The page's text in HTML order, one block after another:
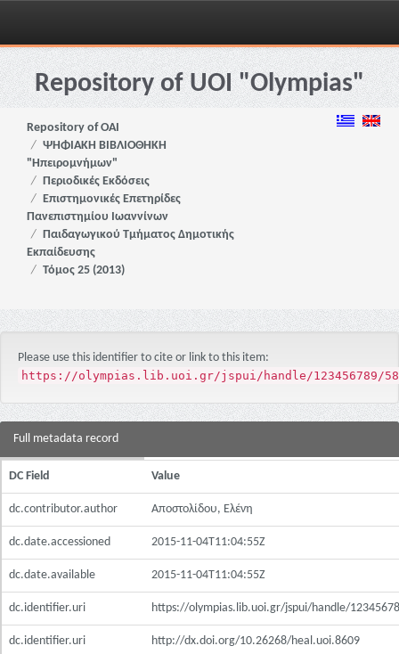
Skip
navigationRepository of UOI "Olympias"
Repository of OAI
ΨΗΦΙΑΚΗ ΒΙΒΛΙΟΘΗΚΗ
"Ηπειρομνήμων"
Περιοδικές Εκδόσεις
Επιστημονικές Επετηρίδες
Πανεπιστημίου Ιωαννίνων
Παιδαγωγικού Τμήματος Δημοτικής
Εκπαίδευσης
Τόμος 25 (2013)
Please use this identifier to cite or link to this item:
https://olympias.lib.uoi.gr/jspui/handle/123456789/
Full metadata record
DC Field Value
dc.contributor.author Αποστολίδου, Ελένη
dc.date.accessioned 2015-11-04T11:04:55Z
dc.date.available 2015-11-04T11:04:55Z
dc.identifier.uri https://olympias.lib.uoi.gr/jspui/handle/
dc.identifier.uri http://dx.doi.org/10.26268/heal.uoi.8609